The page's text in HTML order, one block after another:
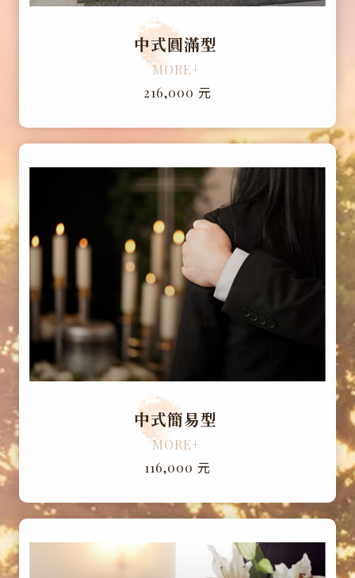
中式圓滿型
MORE+
216,000 元
中式簡易型
MORE+
116,000 元